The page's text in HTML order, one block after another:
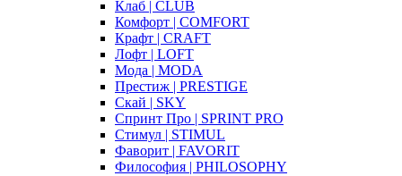
Клаб | CLUB
Комфорт | COMFORT
Крафт | CRAFT
Лофт | LOFT
Мода | MODA
Престиж | PRESTIGE
Скай | SKY
Спринт Про | SPRINT PRO
Стимул | STIMUL
Фаворит | FAVORIT
Философия | PHILOSOPHY